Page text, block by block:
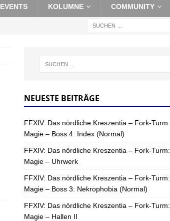
EVENTS KOLUMNE COMMUNITY
NEUESTE BEITRÄGE
FFXIV: Das nördliche Kreszentia – Fork-Turm:
Magie – Boss 4: Index (Normal)
FFXIV: Das nördliche Kreszentia – Fork-Turm:
Magie – Uhrwerk
FFXIV: Das nördliche Kreszentia – Fork-Turm:
Magie – Boss 3: Nekrophobia (Normal)
FFXIV: Das nördliche Kreszentia – Fork-Turm:
Magie – Hallen II